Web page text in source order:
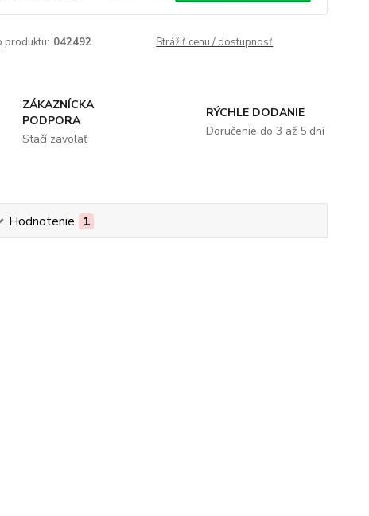
produktu: 042492 Strážiť cenu / dostupnosť
ZÁKAZNÍCKA
PODPORA
Stačí zavolať
RÝCHLE DODANIE
Doručenie do 3 až 5 dní
Hodnotenie 1